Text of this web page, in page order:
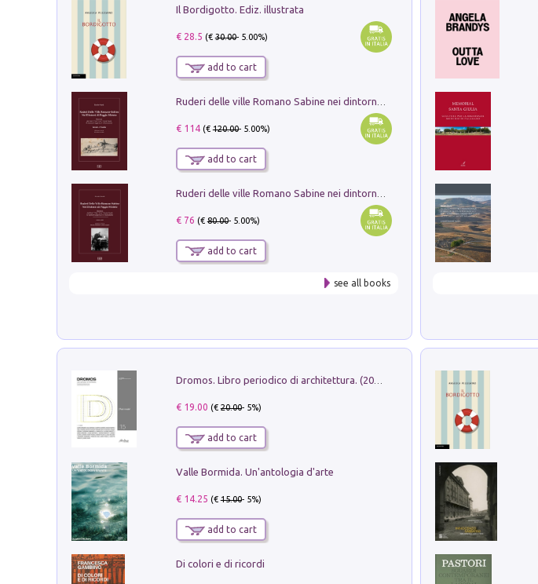
Il Bordigotto. Ediz. illustrata
€ 28.5 (€30.00- 5.00%)
add to cart
€ 114(€120.00- 5.00%)
add to cart
€ 76 (€80.00- 5.00%)
add to cart
see all books
Dromos. Libro periodico di architettura. (2026). Vol. 15: Post-model
€ 19.00 (€20.00- 5%)
add to cart
Valle Bormida. Un'antologia d'arte
€ 14.25 (€15.00- 5%)
add to cart
Di colori e di ricordi